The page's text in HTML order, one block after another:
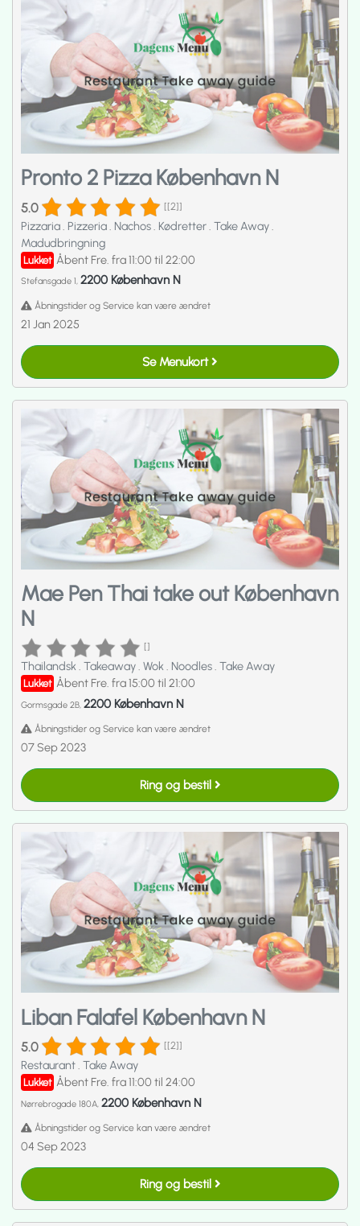
Pronto 2 Pizza København N
5.0 [[2]]
Pizzaria Pizzeria Nachos Kødretter Take Away
Madudbringning
Lukket Åbent Fre. fra 11:00 til 22:00
Stefansgade 1, 2200 København N
Åbningstider og Service kan være ændret
21 Jan 2025
Se Menukort
Mae Pen Thai take out København
N
[]
Thailandsk. Takeaway. Wok. Noodles. Take Away
Lukket Åbent Fre. fra 15:00 til 21:00
Gormsgade 2B, 2200 København N
Åbningstider og Service kan være ændret
07 Sep 2023
Ring og bestil
Liban Falafel København N
5.0 [[2]]
Restaurant. Take Away
Lukket Åbent Fre. fra 11:00 til 24:00
Nørrebrogade 180A, 2200 København N
Åbningstider og Service kan være ændret
04 Sep 2023
Ring og bestil